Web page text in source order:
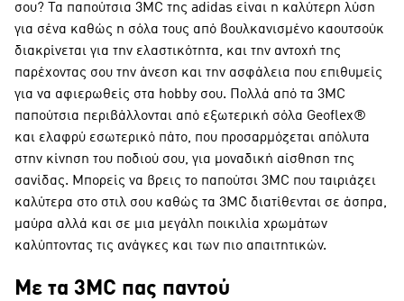
σου? Τα παπούτσια 3MC της adidas είναι η καλύτερη λύση
για σένα καθώς η σόλα τους από βουλκανισμένο καουτσούκ
διακρίνεται για την ελαστικότητα, και την αντοχή της
παρέχοντας σου την άνεση και την ασφάλεια που επιθυμείς
για να αφιερωθείς στα hobby σου. Πολλά από τα 3MC
παπούτσια περιβάλλονται από εξωτερική σόλα Geoflex®
και ελαφρύ εσωτερικό πάτο, που προσαρμόζεται απόλυτα
στην κίνηση του ποδιού σου, για μοναδική αίσθηση της
σανίδας. Μπορείς να βρεις το παπούτσι 3MC που ταιριάζει
καλύτερα στο στιλ σου καθώς τα 3MC διατίθενται σε άσπρα,
μαύρα αλλά και σε μια μεγάλη ποικιλία χρωμάτων
καλύπτοντας τις ανάγκες και των πιο απαιτητικών.
Με τα 3MC πας παντού